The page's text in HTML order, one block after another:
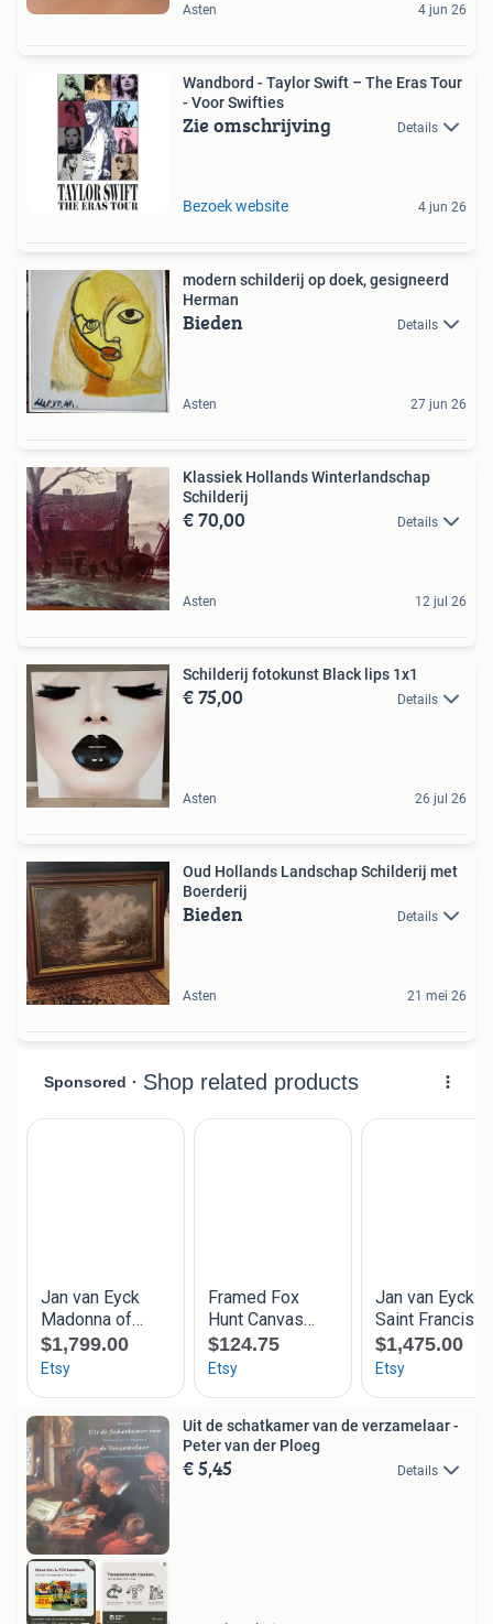
Asten 4 jun 26
Wandbord - Taylor Swift – The Eras Tour
- Voor Swifties
Zie omschrijving Details
Bezoek website 4 jun 26
modern schilderij op doek, gesigneerd
Herman
Bieden Details
Asten 27 jun 26
Klassiek Hollands Winterlandschap
Schilderij
€ 70,00 Details
Asten 12 jul 26
Schilderij fotokunst Black lips 1x1
€ 75,00 Details
Asten 26 jul 26
Oud Hollands Landschap Schilderij met
Boerderij
Bieden Details
Asten 21 mei 26
Uit de schatkamer van de verzamelaar -
Peter van der Ploeg
€ 5,45 Details